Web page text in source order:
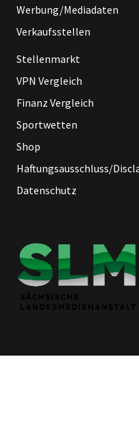
Werbung/Mediadaten
Verkaufsstellen
Stellenmarkt
VPN Vergleich
Finanz Vergleich
Sportwetten
Shop
Haftungsausschluss/
Datenschutz